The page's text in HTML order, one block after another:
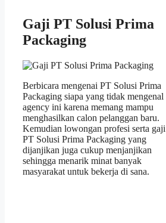
Gaji PT Solusi Prima
Packaging
Berbicara mengenai PT Solusi Prima
Packaging siapa yang tidak mengenal
agency ini karena memang mampu
menghasilkan calon pelanggan baru.
Kemudian lowongan profesi serta gaji
PT Solusi Prima Packaging yang
dijanjikan juga cukup menjanjikan
sehingga menarik minat banyak
masyarakat untuk bekerja di sana.